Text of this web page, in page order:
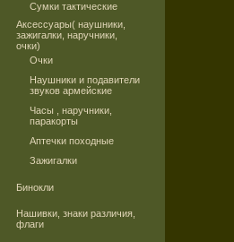
Сумки тактические
Аксессуары( наушники,
зажигалки, наручники,
очки)
Очки
Наушники и подавители
звуков армейские
Часы , наручники,
паракорты
Аптечки походные
Зажигалки
Бинокли
Нашивки, знаки различия,
флаги